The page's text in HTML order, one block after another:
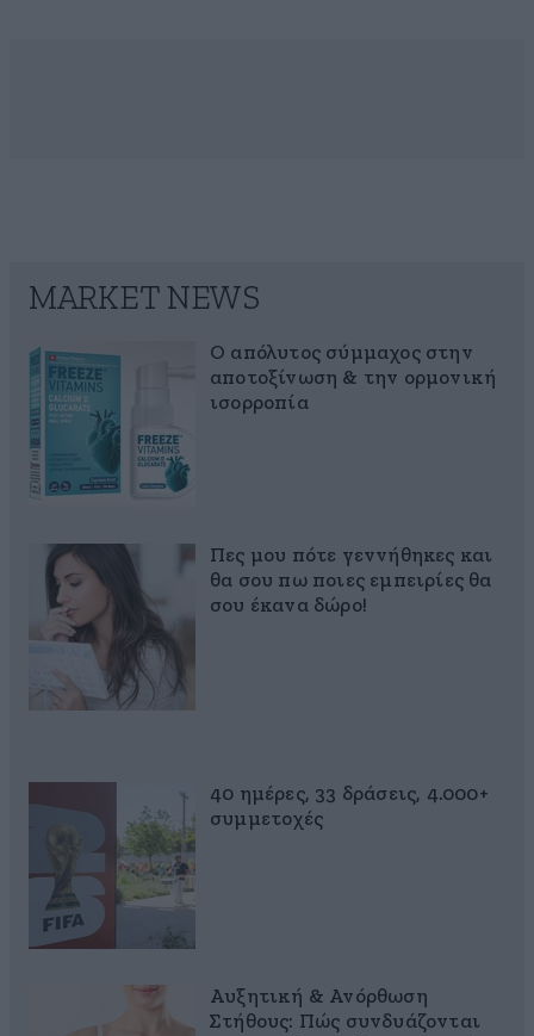
MARKET NEWS
Ο απόλυτος σύμμαχος στην
αποτοξίνωση & την ορμονική
ισορροπία
Πες μου πότε γεννήθηκες και
θα σου πω ποιες εμπειρίες θα
σου έκανα δώρο!
40 ημέρες, 33 δράσεις, 4.000+
συμμετοχές
Αυξητική & Ανόρθωση
Στήθους: Πώς συνδυάζονται